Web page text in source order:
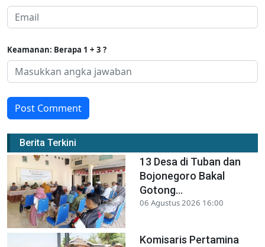
Keamanan: Berapa 1 + 3 ?
Post Comment
Berita Terkini
13 Desa di Tuban dan
Bojonegoro Bakal
Gotong...
06 Agustus 2026 16:00
Komisaris Pertamina